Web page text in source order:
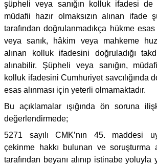
şüpheli veya sanığın kolluk ifadesi
müdafii hazır olmaksızın alınan ifade
tarafından doğrulanmadıkça hükme
veya sanık, hâkim veya mahkeme
alınan kolluk ifadesini doğruladığı
alınabilir. Şüpheli veya sanığın,
kolluk ifadesini Cumhuriyet savcılığında
esas alınması için yeterli olmamaktadır.
Bu açıklamalar ışığında ön soruna
değerlendirmede;
5271 sayılı CMK’nın 45. maddesi
çekinme hakkı bulunan ve soruşturma
tarafından beyanı alınıp istinabe yoluyla